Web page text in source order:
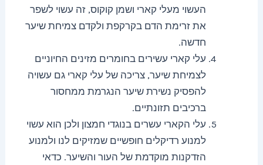
העשוי מעלי קארי ושמן קוקוס, זה עשוי לשפר
את זרימת הדם בקרקפת ולקדם צמיחת שיער
חדשה.
עלי קארי עשירים בחומרים מזינים החיוניים
לצמיחת שיער, צריכה של עלי קארי גם עשויה
להפסיק נשירת שיער הנגרמת ממחסור
ברכיבים תזונתיים.
עלי הקארי עשרים בנוגדי חמצון ולכן הוא עשוי
למנוע רדיקלים חופשיים שמזיקים לנו ולמנוע
הזדקנות מוקדמת של העור והשיער. כדאי